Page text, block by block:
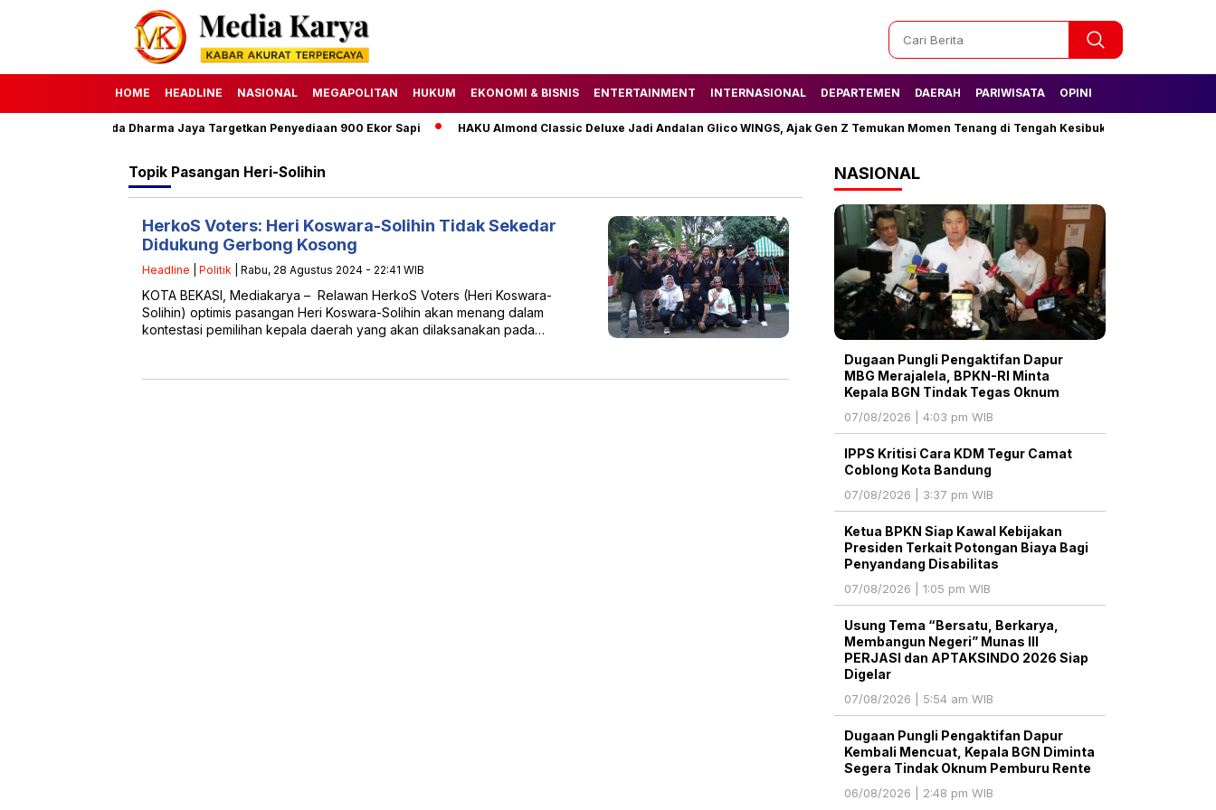
HOME HEADLINE NASIONAL MEGAPOLITAN HUKUM EKONOMI & BISNIS ENTERTAINMENT INTERNASIONAL DEPARTEMEN DAERAH PARIWISATA OPINI
1447 H, Perumda Dharma Jaya Targetkan Penyediaan 900 Ekor Sapi HAKU Almond Classic Deluxe Jadi Andalan Glico WINGS, Ajak Gen Z Temukan Momen Tenang di Tengah Kesibukan
Topik Pasangan Heri-Solihin
HerkoS Voters: Heri Koswara-Solihin Tidak Sekedar
Didukung Gerbong Kosong
Headline Politik | Rabu, 28 Agustus 2024 - 22:41 WIB
KOTA BEKASI, Mediakarya – Relawan HerkoS Voters (Heri Koswara-
Solihin) optimis pasangan Heri Koswara-Solihin akan menang dalam
kontestasi pemilihan kepala daerah yang akan dilaksanakan pada…
NASIONAL
Dugaan Pungli Pengaktifan Dapur
MBG Merajalela, BPKN-RI Minta
Kepala BGN Tindak Tegas Oknum
07/08/2026 | 4:03 pm WIB
IPPS Kritisi Cara KDM Tegur Camat
Coblong Kota Bandung
07/08/2026 | 3:37 pm WIB
Ketua BPKN Siap Kawal Kebijakan
Presiden Terkait Potongan Biaya Bagi
Penyandang Disabilitas
07/08/2026 | 1:05 pm WIB
Usung Tema “Bersatu, Berkarya,
Membangun Negeri” Munas III
PERJASI dan APTAKSINDO 2026 Siap
Digelar
07/08/2026 | 5:54 am WIB
Dugaan Pungli Pengaktifan Dapur
Kembali Mencuat, Kepala BGN Diminta
Segera Tindak Oknum Pemburu Rente
06/08/2026 | 2:48 pm WIB